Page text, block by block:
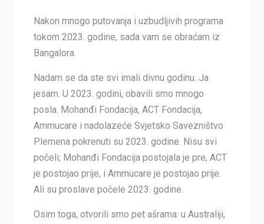
Nakon mnogo putovanja i uzbudljivih programa
tokom 2023. godine, sada vam se obraćam iz
Bangalora.
Nadam se da ste svi imali divnu godinu. Ja
jesam. U 2023. godini, obavili smo mnogo
posla. Mohanđi Fondacija, ACT Fondacija,
Ammucare i nadolazeće Svjetsko Savezništvo
Plemena pokrenuti su 2023. godine. Nisu svi
počeli; Mohanđi Fondacija postojala je pre, ACT
je postojao prije, i Ammucare je postojao prije.
Ali su proslave počele 2023. godine.
Osim toga, otvorili smo pet ašrama: u Australiji,